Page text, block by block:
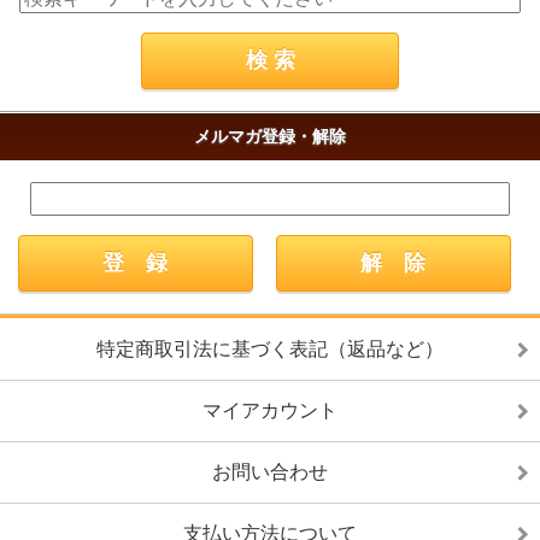
メルマガ登録・解除
特定商取引法に基づく表記（返品など）
マイアカウント
お問い合わせ
支払い方法について